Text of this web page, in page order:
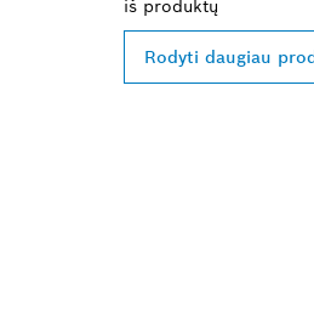
iš produktų
Rodyti daugiau